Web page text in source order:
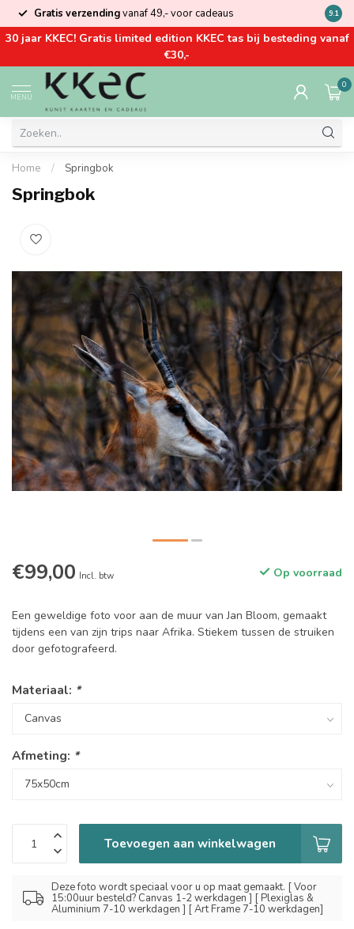
Gratis verzendingvanaf 49,- voor cadeaus Kom
9.1
30 jaar KKEC! Gratis limited edition KKEC tas bij besteding vanaf
€30,-
MENU
0
Home / Springbok
Springbok
€99,00 Incl. btw Op voorraad
Een geweldige foto voor aan de muur van Jan Bloom, gemaakt
tijdens een van zijn trips naar Afrika. Stiekem tussen de struiken
door gefotografeerd.
Materiaal: *
Afmeting: *
Toevoegen aan winkelwagen
Deze foto wordt speciaal voor u op maat gemaakt. [ Voor
15:00uur besteld? Canvas 1-2 werkdagen ] [ Plexiglas &
Aluminium 7-10 werkdagen ] [ Art Frame 7-10 werkdagen]